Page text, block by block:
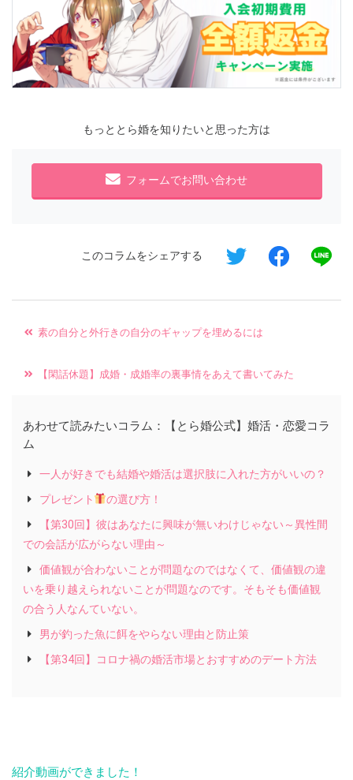
もっととら婚を知りたいと思った方は
フォームでお問い合わせ
このコラムをシェアする
素の自分と外行きの自分のギャップを埋めるには
【閑話休題】成婚・成婚率の裏事情をあえて書いてみた
あわせて読みたいコラム：【とら婚公式】婚活・恋愛コラ
ム
一人が好きでも結婚や婚活は選択肢に入れた方がいいの？
プレゼント
の選び方！
【第30回】彼はあなたに興味が無いわけじゃない～異性間
での会話が広がらない理由～
価値観が合わないことが問題なのではなくて、価値観の違
いを乗り越えられないことが問題なのです。そもそも価値観
の合う人なんていない。
男が釣った魚に餌をやらない理由と防止策
【第34回】コロナ禍の婚活市場とおすすめのデート方法
紹介動画ができました！